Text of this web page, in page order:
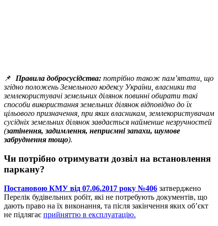
📌 Правила добросусідства: потрібно також пам’ятати, що
згідно положень Земельного кодексу України, власники та
землекористувачі земельних ділянок повинні обирати такі
способи використання земельних ділянок відповідно до їх
цільового призначення, при яких власникам, землекористувачам
сусідніх земельних ділянок завдається найменше незручностей
(затінення, задимлення, неприємні запахи, шумове
забруднення тощо).
Чи потрібно отримувати дозвіл на встановлення
паркану?
Постановою КМУ від 07.06.2017 року №406 затверджено
Перелік будівельних робіт, які не потребують документів, що
дають право на їх виконання, та після закінчення яких об’єкт
не підлягає прийняттю в експлуатацію.